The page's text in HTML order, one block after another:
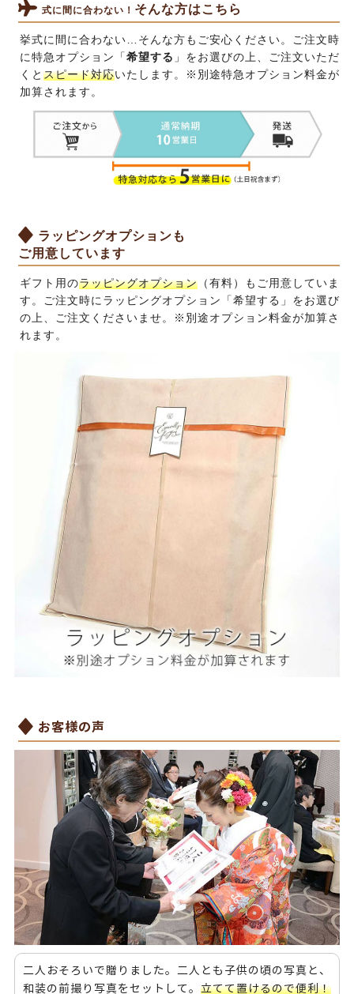
式に間に合わない！ そんな方はこちら
挙式に間に合わない…そんな方もご安心ください。ご注文時
に特急オプション「希望する 」をお選びの上、ご注文いただ
くと スピード対応いたします。※別途特急オプション料金が
加算されます。
ラッピングオプションも
ご用意しています
ギフト用のラッピングオプション（有料）もご用意していま
す。ご注文時にラッピングオプション「希望する」をお選び
の上、ご注文くださいませ。※別途オプション料金が加算さ
れます。
お客様の声
二人おそろいで贈りました。二人とも子供の頃の写真と、
和装の前撮り写真をセットして。 立てて置けるので便利！